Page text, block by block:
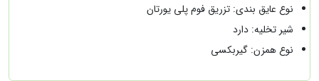
نوع عایق بندی: تزریق فوم پلی یورتان
شیر تخلیه: دارد
نوع همزن: گیربکسی